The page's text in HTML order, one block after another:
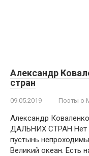
Александр
стран
09.05.2019 Поэты о
Александр
ДАЛЬНИХ СТРАН Нет
пустынь
Великий океан. Есть